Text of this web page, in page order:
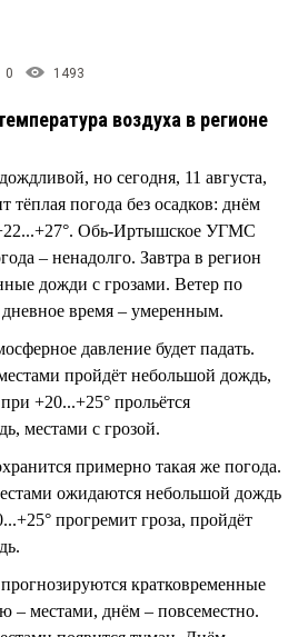
0 1493
воздуха в регионе
но сегодня, 11 августа,
тёплая погода без осадков: днём
+22...+27°. Обь-Иртышское УГМС
– ненадолго. Завтра в регион
дожди с грозами. Ветер по
время – умеренным.
давление будет падать.
пройдёт небольшой дождь,
+20...+25° прольётся
местами с грозой.
примерно такая же погода.
ожидаются небольшой дождь
прогремит гроза, пройдёт
кратковременные
– местами, днём – повсеместно.